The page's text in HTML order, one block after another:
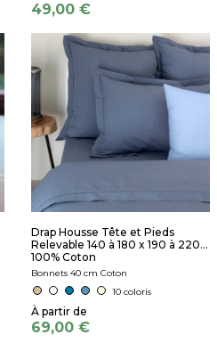
49,00 €
Drap Housse Tête et Pieds
Relevable 140 à 180 x 190 à 220...
100% Coton
Bonnets 40 cm Coton
10 coloris
69,00 €